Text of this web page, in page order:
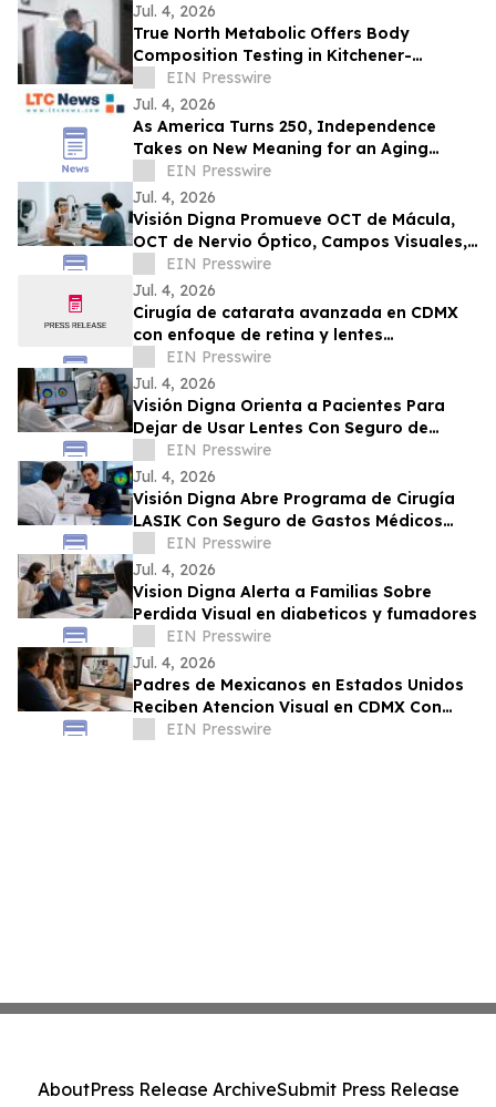
Jul. 4, 2026
True North Metabolic Offers Body
Composition Testing in Kitchener-
Waterloo
EIN Presswire
Jul. 4, 2026
As America Turns 250, Independence
Takes on New Meaning for an Aging
NationEIN Presswire
Jul. 4, 2026
Visión Digna Promueve OCT de Mácula,
OCT de Nervio Óptico, Campos Visuales,
Topografía y Retinografía en CDMX
EIN Presswire
Jul. 4, 2026
Cirugía de catarata avanzada en CDMX
con enfoque de retina y lentes
intraoculares para visión de lejos y cerca
EIN Presswire
Jul. 4, 2026
Visión Digna Orienta a Pacientes Para
Dejar de Usar Lentes Con Seguro de
Gastos Médicos Mayores
EIN Presswire
Jul. 4, 2026
Visión Digna Abre Programa de Cirugía
LASIK Con Seguro de Gastos Médicos
Mayores con GNP, Metlife y Seguros
Monterrey
EIN Presswire
Jul. 4, 2026
Vision Digna Alerta a Familias Sobre
Perdida Visual en diabeticos y fumadores
EIN Presswire
Jul. 4, 2026
Padres de Mexicanos en Estados Unidos
Reciben Atencion Visual en CDMX Con
Programa de Vision Digna
EIN Presswire
AboutPress Release ArchiveSubmit Press Release